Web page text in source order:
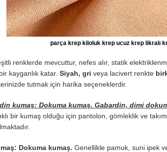
parça krep kiloluk krep ucuz krep likralı
renklerde mevcuttur, nefes alır, statik
kayganlık katar. Siyah, gri veya lacivert renkte
tutmak için harika seçeneklerdir.
kumaş: Dokuma kumaş. Gabardin, dimi
bir kumaş olduğu için pantolon, gömleklik ve
Dokuma kumaş. Genellikle pamuk, suni ipek